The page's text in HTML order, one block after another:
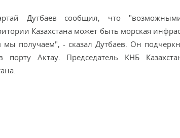
Дутбаев сообщил, что
Казахстана может быть морская
получаем", - сказал Дутбаев. Он
Актау. Председатель КНБ